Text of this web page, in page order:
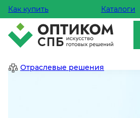
Как купить Каталоги
Отраслевые решения